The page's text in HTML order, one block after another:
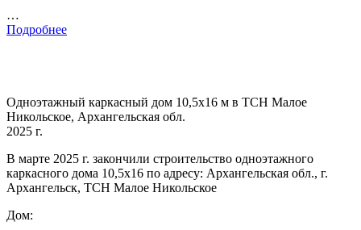
…
Подробнее
Одноэтажный каркасный дом 10,5х16 м в ТСН Малое
Никольское, Архангельская обл.
2025 г.
В марте 2025 г. закончили строительство одноэтажного
каркасного дома 10,5х16 по адресу: Архангельская обл., г.
Архангельск, ТСН Малое Никольское
Дом: